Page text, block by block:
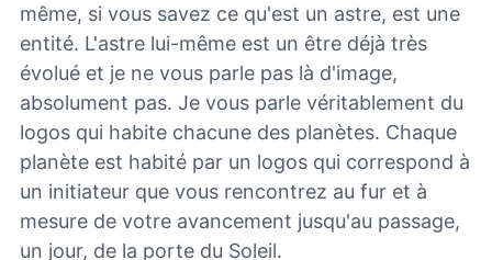
même, si vous savez ce qu'est un astre, est une
entité. L'astre lui-même est un être déjà très
évolué et je ne vous parle pas là d'image,
absolument pas. Je vous parle véritablement du
logos qui habite chacune des planètes. Chaque
planète est habité par un logos qui correspond à
un initiateur que vous rencontrez au fur et à
mesure de votre avancement jusqu'au passage,
un jour, de la porte du Soleil.